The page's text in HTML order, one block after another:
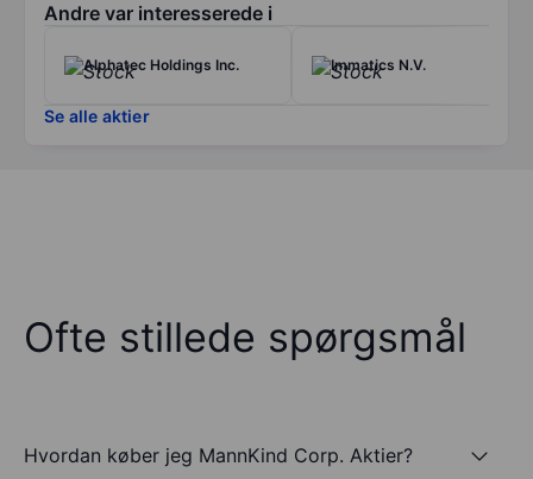
Andre var interesserede i
Alphatec Holdings Inc. Immatics N.V.
Se alle aktier
Ofte stillede spørgsmål
Hvordan køber jeg MannKind Corp. Aktier?